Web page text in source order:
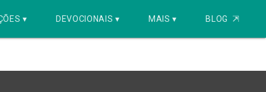
▾ DEVOCIONAIS ▾ MAIS ▾ BLOG ⇱